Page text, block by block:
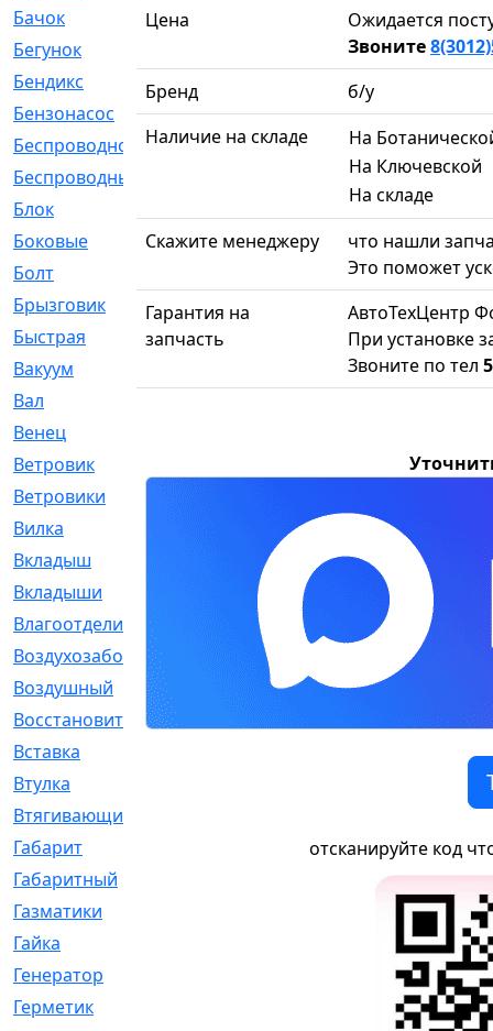
Бачок
Бегунок
Бендикс
Бензонасос
[17]
Беспроводное
[2]
Беспроводные
Блок
Боковые
[4]
Болт
Брызговик
[77]
Быстрая
[2]
Вакуум
Вал
Венец
Ветровик
Ветровики
Вилка
Вкладыш
Вкладыши
Влагоотделитель
Воздухозаборник
Воздушный
Восстановительный
Вставка
Втулка
Втягивающий
Габарит
Габаритный
Газматики
Гайка
Генератор
Герметик
Цена
Ожидается
Звоните
Бренд
б/у
Наличие на складе
На
На Ключевской
На складе
Скажите менеджеру
что нашли
Это поможет
Гарантия на
запчасть
АвтоТехЦентр
При установке
Звоните по тел
отсканируйте код